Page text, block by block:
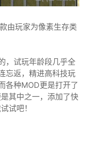
由玩家为像素生存类
，试玩年龄段几乎全
忘返，精进高科技玩
各种MOD更是打开了
其中之一，添加了快
试吧！